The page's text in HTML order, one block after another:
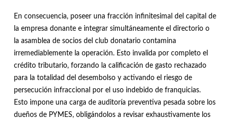
En consecuencia, poseer una fracción infinitesimal del capital de
la empresa donante e integrar simultáneamente el directorio o
la asamblea de socios del club donatario contamina
irremediablemente la operación. Esto invalida por completo el
crédito tributario, forzando la calificación de gasto rechazado
para la totalidad del desembolso y activando el riesgo de
persecución infraccional por el uso indebido de franquicias.
Esto impone una carga de auditoría preventiva pesada sobre los
dueños de PYMES, obligándolos a revisar exhaustivamente los